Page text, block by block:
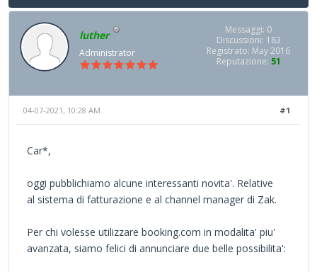
luther
Administrator
Messaggi: 0
Discussioni: 183
Registrato: May 2016
Reputazione: 51
#1
04-07-2021, 10:28 AM
Car*,
oggi pubblichiamo alcune interessanti novita'. Relative
al sistema di fatturazione e al channel manager di Zak.
Per chi volesse utilizzare booking.com in modalita' piu'
avanzata, siamo felici di annunciare due belle possibilita':